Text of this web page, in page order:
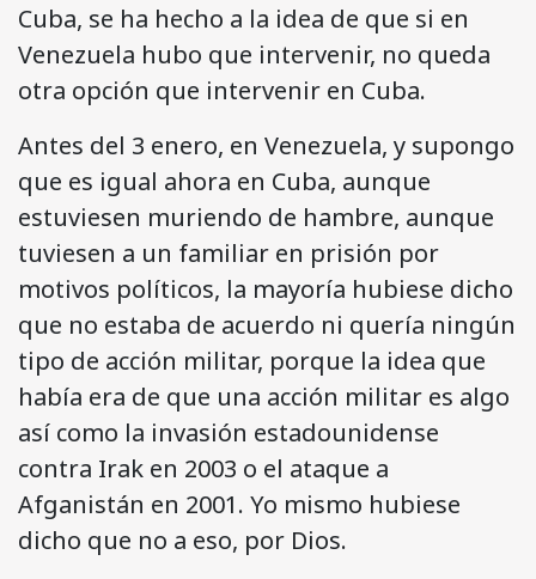
Cuba, se ha hecho a la idea de que si en
Venezuela hubo que intervenir, no queda
otra opción que intervenir en Cuba.
Antes del 3 enero, en Venezuela, y supongo
que es igual ahora en Cuba, aunque
estuviesen muriendo de hambre, aunque
tuviesen a un familiar en prisión por
motivos políticos, la mayoría hubiese dicho
que no estaba de acuerdo ni quería ningún
tipo de acción militar, porque la idea que
había era de que una acción militar es algo
así como la invasión estadounidense
contra Irak en 2003 o el ataque a
Afganistán en 2001. Yo mismo hubiese
dicho que no a eso, por Dios.